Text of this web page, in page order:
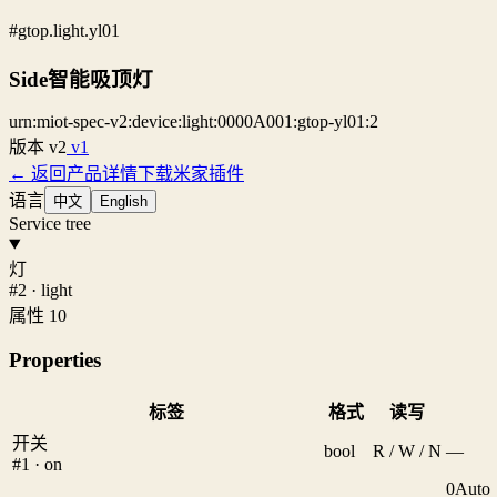
#gtop.light.yl01
Side智能吸顶灯
urn:miot-spec-v2:device:light:0000A001:gtop-yl01:2
版本 v2 v1
← 返回产品详情下载米家插件
语言 中文 English
Service tree
灯
#2 · light
属性 10
Properties
标签 格式
读写
开关
#1 · on
bool R / W / N —
0Auto